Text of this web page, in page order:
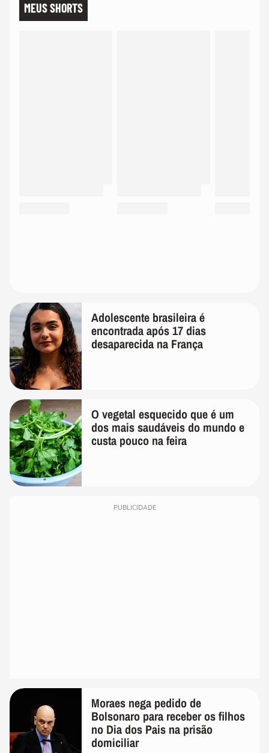
MEUS SHORTS
Adolescente brasileira é
encontrada após 17 dias
desaparecida na França
O vegetal esquecido que é um
dos mais saudáveis do mundo e
custa pouco na feira
PUBLICIDADE
Moraes nega pedido de
Bolsonaro para receber os filhos
no Dia dos Pais na prisão
domiciliar